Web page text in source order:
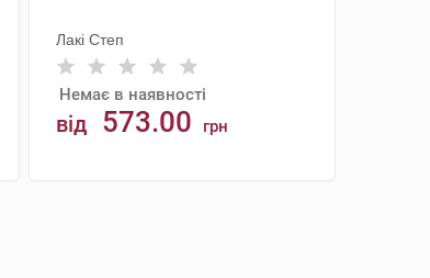
Лакі Степ
Немає в наявності
від 573.00 грн